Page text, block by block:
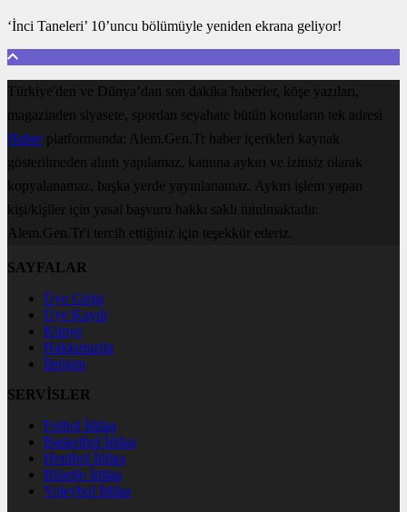
‘İnci Taneleri’ 10’uncu bölümüyle yeniden ekrana geliyor!
Türkiye'den ve Dünya’dan son dakika haberler, köşe yazıları,
magazinden siyasete, spordan seyahate bütün konuların tek adresi
Haberplatformunda; Alem.Gen.Tr haber içerikleri kaynak
gösterilmeden alıntı yapılamaz, kanuna aykırı ve izinsiz olarak
kopyalanamaz, başka yerde yayınlanamaz. Aykırı işlem yapan
kişi/kişiler için yasal başvuru hakkı saklı tutulmaktadır.
Alem.Gen.Tr'i tercih ettiğiniz için teşekkür ederiz.
SAYFALAR
Üye Girişi
Üye Kaydı
Künye
Hakkımızda
İletişim
SERVİSLER
Futbol İddaa
Basketbol İddaa
Hentbol İddaa
Bilardo İddaa
Voleybol İddaa